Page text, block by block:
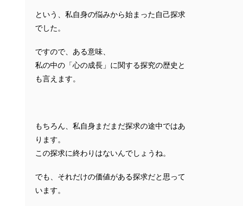
という、私自身の悩みから始まった自己探求
でした。
ですので、ある意味、
私の中の「心の成長」に関する探究の歴史と
も言えます。
もちろん、私自身まだまだ探求の途中ではあ
ります。
この探求に終わりはないんでしょうね。
でも、それだけの価値がある探求だと思って
います。